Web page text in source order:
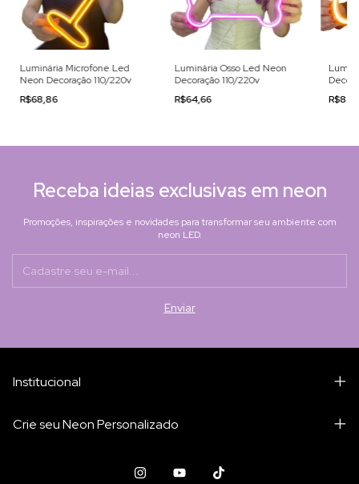
Luminária Microfone Led
Neon Decoração 110/220v
R$68,86
Luminária Osso Led Neon
Decoração 110/220v
R$64,66
Receba ideias exclusivas em neon
Promoções, inspirações e novidades para transformar seu ambiente com
neon LED.
Institucional
Crie seu Neon Personalizado